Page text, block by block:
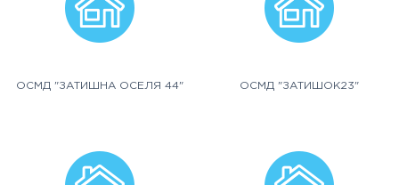
ОСМД "ЗАТИШНА ОСЕЛЯ 44" ОСМД "ЗАТИШОК23"